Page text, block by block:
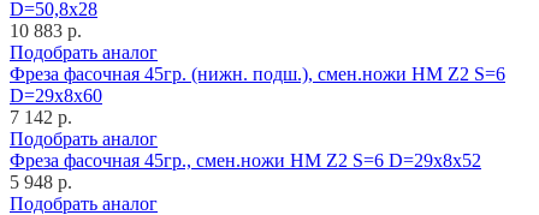
D=50,8x28
10 883 р.
Подобрать аналог
Фреза фасочная 45гр. (нижн. подш.), смен.ножи HM Z2 S=6
D=29x8x60
7 142 р.
Подобрать аналог
Фреза фасочная 45гр., смен.ножи HM Z2 S=6 D=29x8x52
5 948 р.
Подобрать аналог